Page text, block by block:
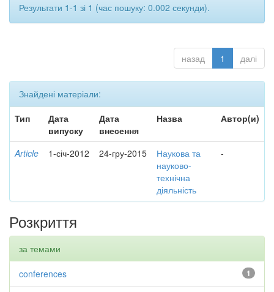
Результати 1-1 зі 1 (час пошуку: 0.002 секунди).
назад 1 далі
Знайдені матеріали:
Тип
Дата
випуску
Дата
внесення
Назва Автор(и)
Article 1-січ-2012 24-гру-2015
Наукова та
науково-
технічна
діяльність
-
Розкриття
за темами
1
conferences